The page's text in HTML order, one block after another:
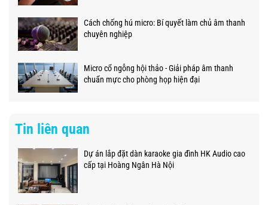
Cách chống hú micro: Bí quyết làm chủ âm thanh
chuyên nghiệp
Micro cổ ngỗng hội thảo - Giải pháp âm thanh
chuẩn mực cho phòng họp hiện đại
Tin liên quan
Dự án lắp đặt dàn karaoke gia đình HK Audio cao
cấp tại Hoàng Ngân Hà Nội